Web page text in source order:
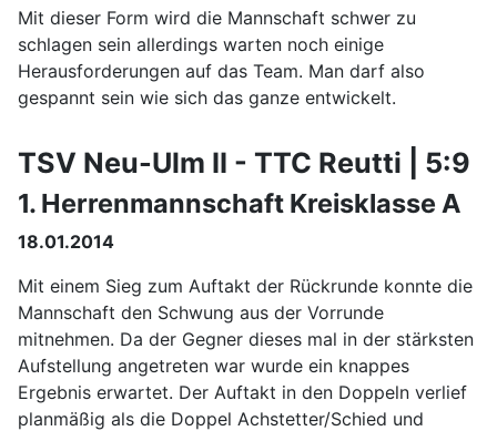
Mit dieser Form wird die Mannschaft schwer zu
schlagen sein allerdings warten noch einige
Herausforderungen auf das Team. Man darf also
gespannt sein wie sich das ganze entwickelt.
TSV Neu-Ulm II - TTC Reutti | 5:9
1. Herrenmannschaft Kreisklasse A
18.01.2014
Mit einem Sieg zum Auftakt der Rückrunde konnte die
Mannschaft den Schwung aus der Vorrunde
mitnehmen. Da der Gegner dieses mal in der stärksten
Aufstellung angetreten war wurde ein knappes
Ergebnis erwartet. Der Auftakt in den Doppeln verlief
planmäßig als die Doppel Achstetter/Schied und